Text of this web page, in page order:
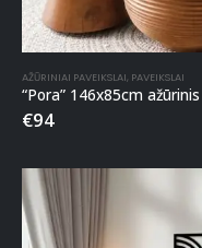
AŽŪRINIAI PAVEIKSLAI, PAVEIKSLAI
“Pora” 146x85cm
€94